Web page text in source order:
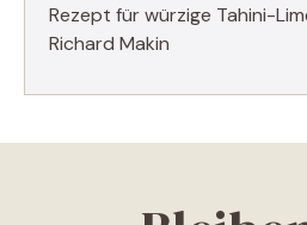
Rezept für würzige Tahini-
Richard Makin